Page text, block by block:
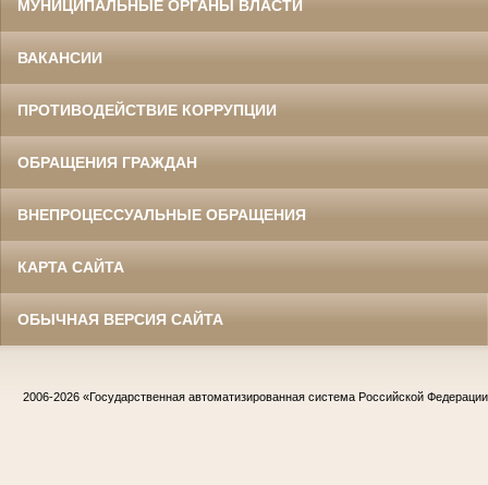
МУНИЦИПАЛЬНЫЕ ОРГАНЫ ВЛАСТИ
ВАКАНСИИ
ПРОТИВОДЕЙСТВИЕ КОРРУПЦИИ
ОБРАЩЕНИЯ ГРАЖДАН
ВНЕПРОЦЕССУАЛЬНЫЕ ОБРАЩЕНИЯ
КАРТА САЙТА
ОБЫЧНАЯ ВЕРСИЯ САЙТА
2006-2026 «Государственная автоматизированная система Российской